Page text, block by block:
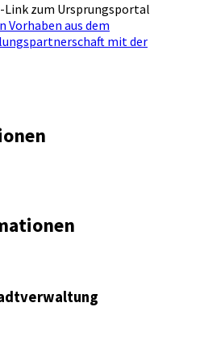
zum Ursprungsportal
aus dem
mit der